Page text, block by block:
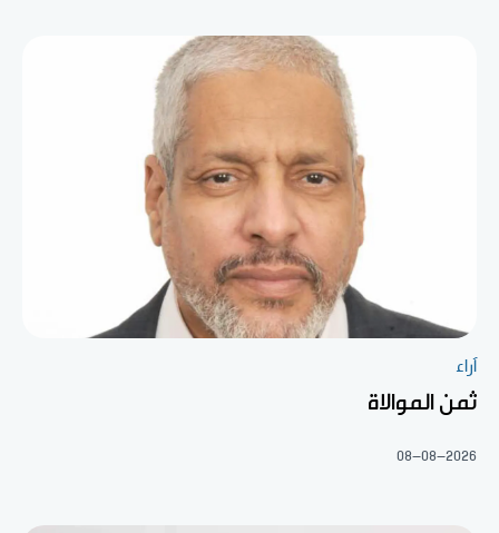
آراء
ثمن الموالاة
08-08-2026